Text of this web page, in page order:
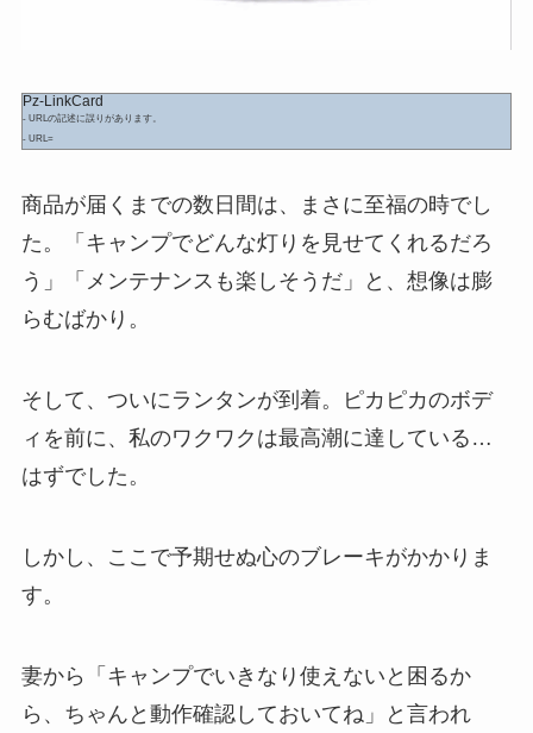
Pz-LinkCard
- URLの記述に誤りがあります。
- URL=
商品が届くまでの数日間は、まさに至福の時でし
た。「キャンプでどんな灯りを見せてくれるだろ
う」「メンテナンスも楽しそうだ」と、想像は膨
らむばかり。
そして、ついにランタンが到着。ピカピカのボデ
ィを前に、私のワクワクは最高潮に達している…
はずでした。
しかし、ここで予期せぬ心のブレーキがかかりま
す。
妻から「キャンプでいきなり使えないと困るか
ら、ちゃんと動作確認しておいてね」と言われ